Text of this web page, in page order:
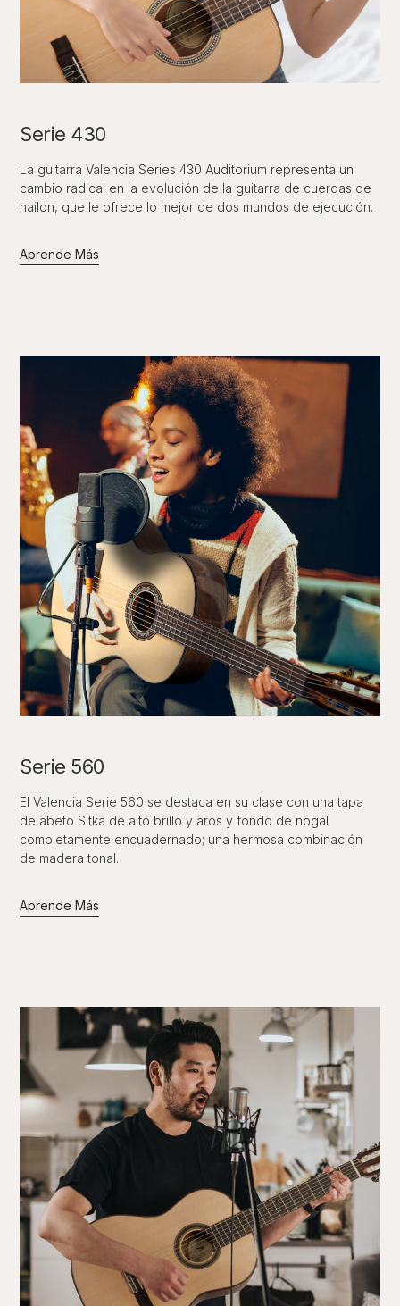
Serie 430
La guitarra Valencia Series 430 Auditorium representa un
cambio radical en la evolución de la guitarra de cuerdas de
nailon, que le ofrece lo mejor de dos mundos de ejecución.
Aprende Más
Serie 560
El Valencia Serie 560 se destaca en su clase con una tapa
de abeto Sitka de alto brillo y aros y fondo de nogal
completamente encuadernado; una hermosa combinación
de madera tonal.
Aprende Más